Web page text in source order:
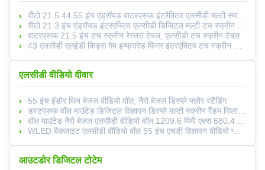
वीटो 21.5 44 55 इंच एंड्रॉयड वाटरप्रूफ इंटरैक्टिव एलसीडी मल्टी स्मार्ट कॉफी टेबल टच स्क्रीन
वीटो 21.3 इंच एंड्रॉयड इंटरएक्टिव एलसीडी डिजिटल मल्टी टच स्क्रीन कॉफी स्मार्ट टेबल
वाटरप्रूफ 21.5 इंच टच स्क्रीन रेस्तरां टेबल, एलसीडी टच स्क्रीन टेबल
43 एलसीडी एलईडी किड्स गेम इन्फ्रारेड फिंगर इंटरएक्टिव टच स्क्रीन कॉफी टेबल
एलसीडी वीडियो दीवार
55 इंच इंडोर थिन बेजल वीडियो वॉल, नैरो बेजल डिस्प्ले फ्लोर स्टैंडिंग
डस्टप्रूफ वॉल माउंटेड डिजिटल विज्ञापन डिस्प्ले मल्टी स्क्रीन रैंडम सिलाई 1.7 एमएम
वॉल माउंटेड नैरो बेज़ल एलसीडी वीडियो वॉल 1209.6 मिमी एक्स 680.4 मिमी 8 बिट 16.7M रंग
WLED बैकलाइट एलसीडी वीडियो वॉल 55 इंच एचडी विज्ञापन वीडियो प्लेयर
आउटडोर डिजिटल टोटेम